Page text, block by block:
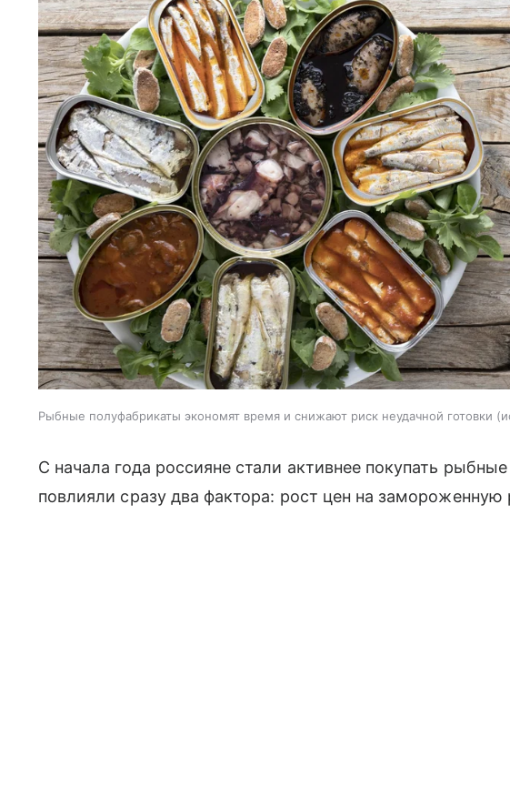
Рыбные полуфабрикаты экономят время и снижают риск неудачной готовки
С начала года россияне стали активнее покупать
повлияли сразу два фактора: рост цен на